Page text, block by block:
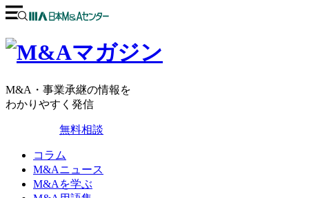
M&A・事業承継の情報を
わかりやすく発信
無料相談
コラム
M&Aニュース
M&Aを学ぶ